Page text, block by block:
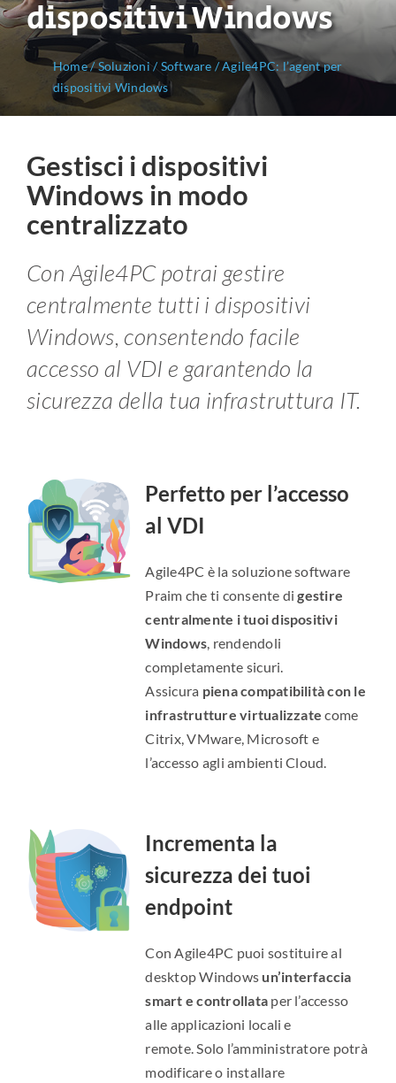
dispositivi Windows
Home/Soluzioni/Software /Agile4PC: l’agent per
dispositivi Windows
Gestisci i dispositivi
Windows in modo
centralizzato
Con Agile4PC potrai gestire
centralmente tutti i dispositivi
Windows, consentendo facile
accesso al VDI e garantendo la
sicurezza della tua infrastruttura IT.
Perfetto per l’accesso
al VDI
Agile4PC è la soluzione software
Praim che ti consente digestire
centralmente i tuoi dispositivi
Windows, rendendoli
completamente sicuri.
Assicura piena compatibilità con le
infrastrutture virtualizzate come
Citrix, VMware, Microsoft e
l’accesso agli ambienti Cloud.
Incrementa la
sicurezza dei tuoi
endpoint
Con Agile4PC puoi sostituire al
desktop Windows un’interfaccia
smart e controllata per l’accesso
alle applicazioni locali e
remote. Solo l’amministratore potrà
modificare o installare